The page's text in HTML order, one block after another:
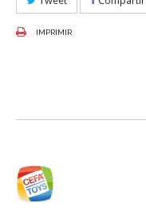
IMPRIMIR